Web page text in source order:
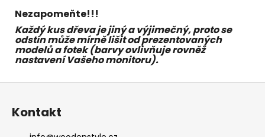
Nezapomeňte!!!
Každý kus dřeva je jiný a výjimečný, proto se
odstín může mírně lišit od prezentovaných
modelů a fotek (barvy ovlivňuje rovněž
nastavení Vašeho monitoru).
Z
Kontakt